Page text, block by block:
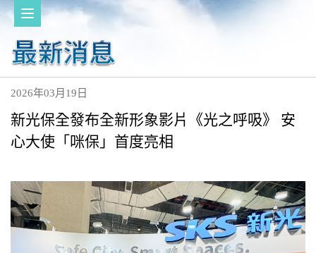
2026年03月19日
新光保全發布全新形象影片《光之呼吸》 安
心大使「咪保」首度亮相